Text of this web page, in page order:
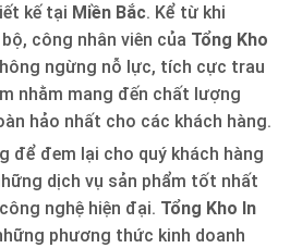
kế tại Miền Bắc. Kể từ khi
công nhân viên của Tổng Kho
ngừng nỗ lực, tích cực trau
nhằm mang đến chất lượng
hảo nhất cho các khách hàng.
để đem lại cho quý khách hàng
dịch vụ sản phẩm tốt nhất
nghệ hiện đại. Tổng Kho In
phương thức kinh doanh